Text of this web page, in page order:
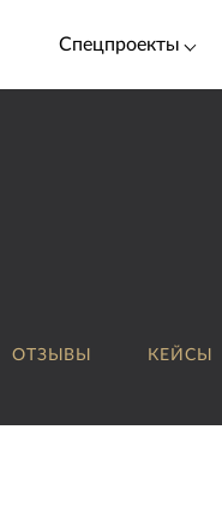
Спецпроекты
ОТЗЫВЫ КЕЙСЫ